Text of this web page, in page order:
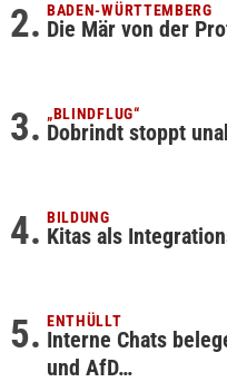
BADEN-WÜRTTEMBERG
Die Mär von der
„BLINDFLUG“
Dobrindt stoppt
BILDUNG
Kitas als
ENTHÜLLT
Interne Chats
und AfD…